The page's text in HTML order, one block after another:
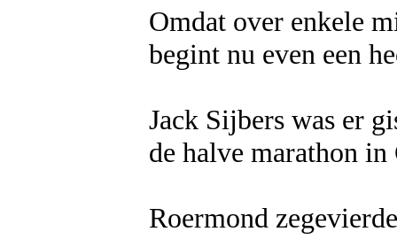
Omdat over enkele
begint nu even een
Jack Sijbers was er
de halve marathon
Roermond